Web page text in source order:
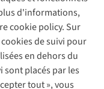
d'informations,
cookie policy. Sur
de suivi pour
en dehors du
sont placés par les
tout », vous